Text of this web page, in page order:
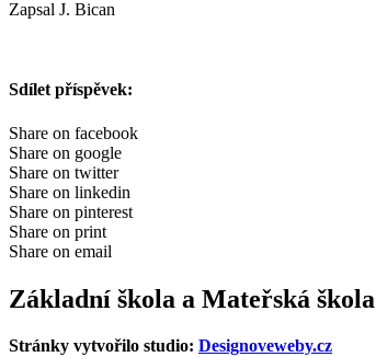
Zapsal J. Bican
Sdílet příspěvek:
Share on facebook
Share on google
Share on twitter
Share on linkedin
Share on pinterest
Share on print
Share on email
Základní škola a Mateřská škola
Stránky vytvořilo studio: Designoveweby.cz